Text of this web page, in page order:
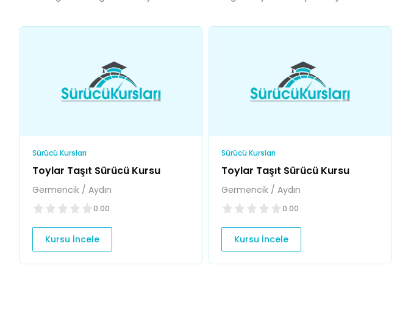
Sürücü Kursları
Toylar Taşıt Sürücü Kursu
Germencik / Aydın
0.00
Kursu İncele
Sürücü Kursları
Toylar Taşıt Sürücü Kursu
Germencik / Aydın
0.00
Kursu İncele